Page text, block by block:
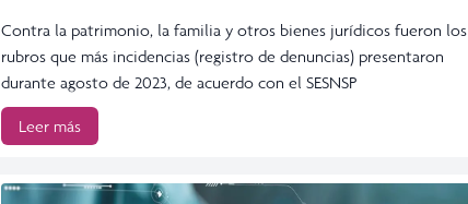
Contra la patrimonio, la familia y otros bienes jurídicos fueron los
rubros que más incidencias (registro de denuncias) presentaron
durante agosto de 2023, de acuerdo con el SESNSP
Leer más